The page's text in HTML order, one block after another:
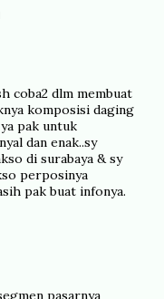
coba2 dlm membuat
komposisi daging
pak untuk
dan enak..sy
di surabaya & sy
perposinya
pak buat infonya.
pasarnya